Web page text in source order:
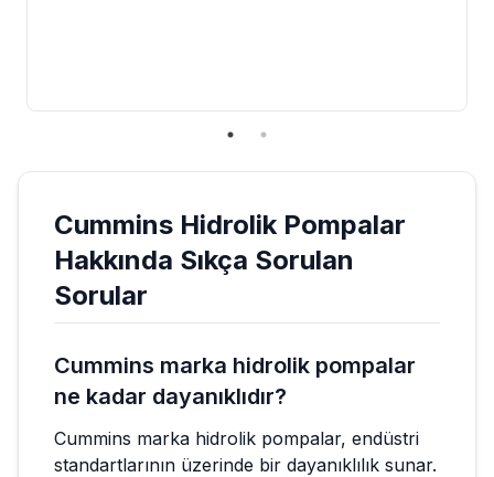
Cummins Hidrolik Pompalar
Hakkında Sıkça Sorulan
Sorular
Cummins marka hidrolik pompalar
ne kadar dayanıklıdır?
Cummins marka hidrolik pompalar, endüstri
standartlarının üzerinde bir dayanıklılık sunar.